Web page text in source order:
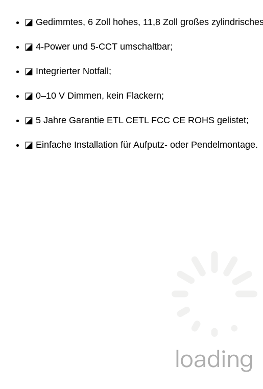
◪ Gedimmtes, 6 Zoll hohes, 11,8 Zoll großes
◪ 4-Power und 5-CCT umschaltbar;
◪ Integrierter Notfall;
◪ 0–10 V Dimmen, kein Flackern;
◪ 5 Jahre Garantie ETL CETL FCC CE ROHS gelistet;
◪ Einfache Installation für Aufputz- oder Pendelmontage.